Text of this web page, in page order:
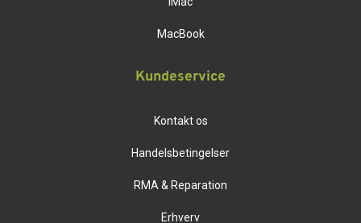
MacBook
Kundeservice
Kontakt os
Handelsbetingelser
RMA & Reparation
Erhverv